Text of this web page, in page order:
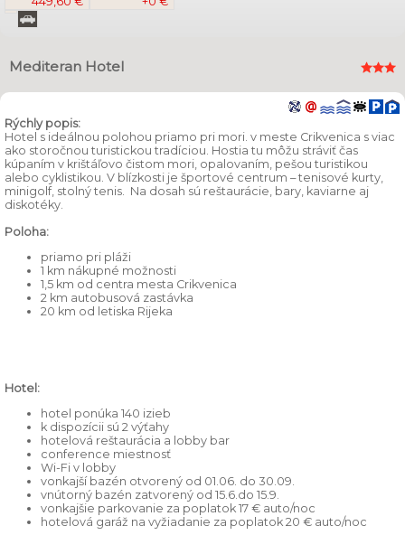
Mediteran Hotel
Rýchly popis:
Hotel s ideálnou polohou priamo pri mori. v meste Crikvenica s viac
ako storočnou turistickou tradíciou. Hostia tu môžu stráviť čas
kúpaním v krištáľovo čistom mori, opalovaním, pešou turistikou
alebo cyklistikou. V blízkosti je športové centrum – tenisové kurty,
minigolf, stolný tenis. Na dosah sú reštaurácie, bary, kaviarne aj
diskotéky.
Poloha:
priamo pri pláži
1 km nákupné možnosti
1,5 km od centra mesta Crikvenica
2 km autobusová zastávka
20 km od letiska Rijeka
Hotel:
hotel ponúka 140 izieb
k dispozícii sú 2 výťahy
hotelová reštaurácia a lobby bar
conference miestnosť
Wi-Fi v lobby
vonkajší bazén otvorený od 01.06. do 30.09.
vnútorný bazén zatvorený od 15.6.do 15.9.
vonkajšie parkovanie za poplatok 17 € auto/noc
hotelová garáž na vyžiadanie za poplatok 20 € auto/noc